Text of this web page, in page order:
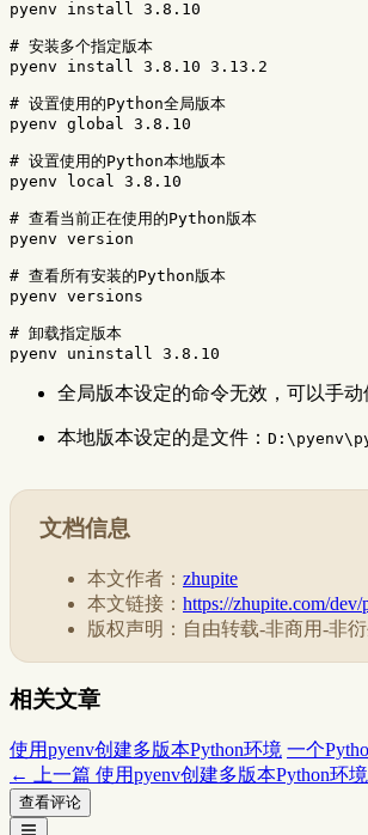
pyenv install 3.8.10
# 安装多个指定版本
pyenv install 3.8.10 3.13.2
# 设置使用的Python全局版本
pyenv global 3.8.10
# 设置使用的Python本地版本
pyenv
local 3.8.10
# 查看当前正在使用的Python版本
pyenv version
# 查看所有安装的Python版本
pyenv versions
# 卸载指定版本
全局版本设定的命令无效，可以手动
本地版本设定的是文件：
文档信息
本文作者： zhupite
本文链接： https://zhupite.com/
版权声明：自由转载-非商用-非
相关文章
使用pyenv创建多版本Python环境 一个
← 上一篇 使用pyenv创建多版本Python环境
查看评论